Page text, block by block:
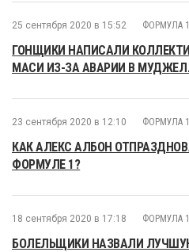
25 сентября 2020 в 15:52 ФОРМУЛА 1
ГОНЩИКИ НАПИСАЛИ
МАСИ ИЗ-ЗА АВАРИИ В
23 сентября 2020 в 12:10 ФОРМУЛА 1
КАК АЛЕКС АЛБОН
ФОРМУЛЕ 1?
18 сентября 2020 в 17:18 ФОРМУЛА 1
БОЛЕЛЬЩИКИ НАЗВАЛИ